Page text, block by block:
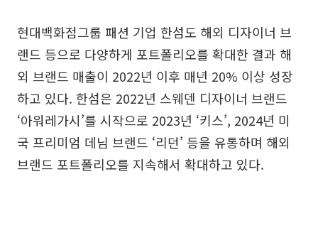
현대백화점그룹 패션 기업 한섬도 해외 디자이너 브
랜드 등으로 다양하게 포트폴리오를 확대한 결과 해
외 브랜드 매출이 2022년 이후 매년 20% 이상 성장
하고 있다. 한섬은 2022년 스웨덴 디자이너 브랜드
‘아워레가시’를 시작으로 2023년 ‘키스’, 2024년 미
국 프리미엄 데님 브랜드 ‘리던’ 등을 유통하며 해외
브랜드 포트폴리오를 지속해서 확대하고 있다.